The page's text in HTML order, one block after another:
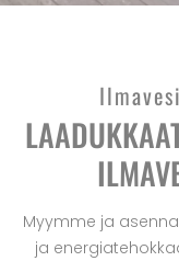
Myymme ja
ja